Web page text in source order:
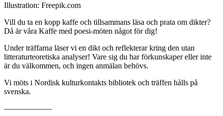
Illustration: Freepik.com
Vill du ta en kopp kaffe och tillsammans läsa och prata om dikter?
Då är våra Kaffe med poesi-möten något för dig!
Under träffarna läser vi en dikt och reflekterar kring den utan
litteraturteoretiska analyser! Vare sig du har förkunskaper eller inte
är du välkommen, och ingen anmälan behövs.
Vi möts i Nordisk kulturkontakts bibliotek och träffen hålls på
svenska.
––––––––––––